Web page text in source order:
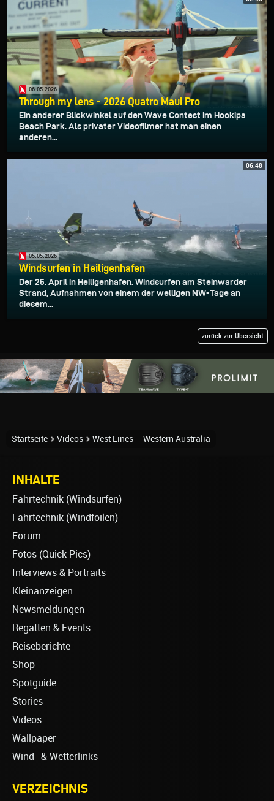
06.05.2026
Through my lens - 2026 Quatro Maui Pro
Ein anderer Blickwinkel auf den Wave Contest im Hookipa
Beach Park. Als privater Videofilmer hat man einen
anderen...
06:48
05.05.2026
Windsurfen in Heiligenhafen
Der 25. April in Heiligenhafen. Windsurfen am Steinwarder
Strand, Aufnahmen von einem der welligen NW-Tage an
diesem...
zurück zur Übersicht
Startseite Videos West Lines – Western Australia
INHALTE
Fahrtechnik (Windsurfen)
Fahrtechnik (Windfoilen)
Forum
Fotos (Quick Pics)
Interviews & Portraits
Kleinanzeigen
Newsmeldungen
Regatten & Events
Reiseberichte
Shop
Spotguide
Stories
Videos
Wallpaper
Wind- & Wetterlinks
VERZEICHNIS